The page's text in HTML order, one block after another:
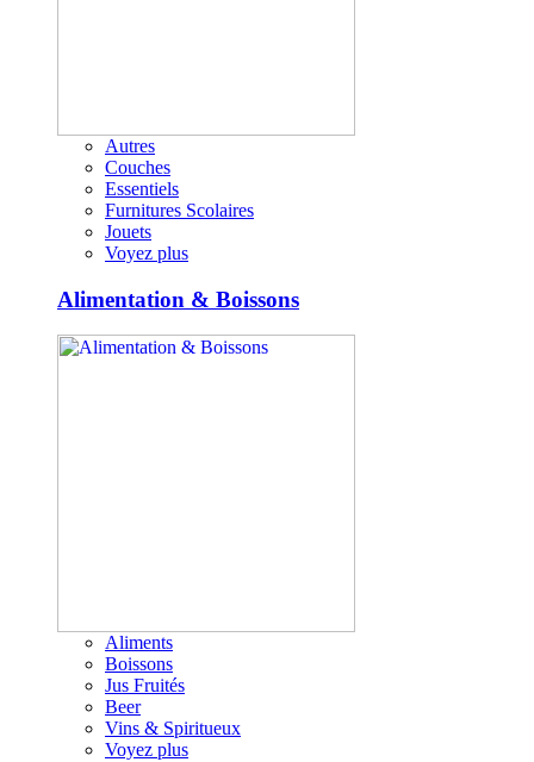
Autres
Couches
Essentiels
Furnitures Scolaires
Jouets
Voyez plus
Alimentation & Boissons
Aliments
Boissons
Jus Fruités
Beer
Vins & Spiritueux
Voyez plus